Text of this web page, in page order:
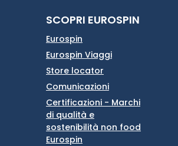
SCOPRI EUROSPIN
Eurospin
Eurospin Viaggi
Store locator
Comunicazioni
Certificazioni - Marchi
di qualità e
sostenibilità non food
Eurospin